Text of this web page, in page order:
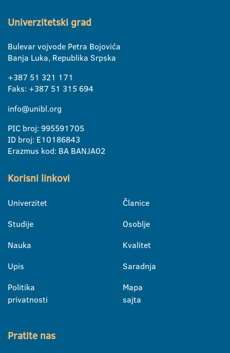
Univerzitetski grad
Bulevar vojvode Petra Bojovića
Banja Luka, Republika Srpska
+387 51 321 171
Faks: +387 51 315 694
info@unibl.org
PIC broj: 995591705
ID broj: E10186843
Erazmus kod: BA BANJA02
Korisni linkovi
Univerzitet
Studije
Nauka
Upis
Politika
privatnosti
Članice
Osoblje
Kvalitet
Saradnja
Mapa
sajta
Pratite nas